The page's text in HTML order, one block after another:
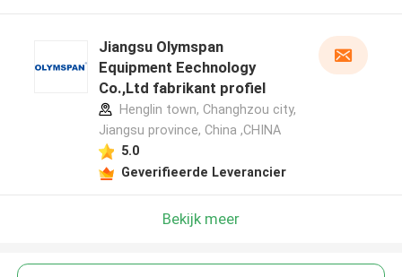
Jiangsu Olymspan
Equipment Eechnology
Co.,Ltd fabrikant profiel
Henglin town, Changhzou city,
Jiangsu province, China ,CHINA
5.0
Geverifieerde Leverancier
Bekijk meer